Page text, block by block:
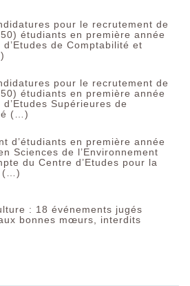
pour le recrutement de
étudiants en première année
d’Etudes de Comptabilité et
pour le recrutement de
étudiants en première année
Supérieures de
(…)
d’étudiants en première année
Sciences de l’Environnement
du Centre d’Etudes pour la
(…)
: 18 événements jugés
bonnes mœurs, interdits